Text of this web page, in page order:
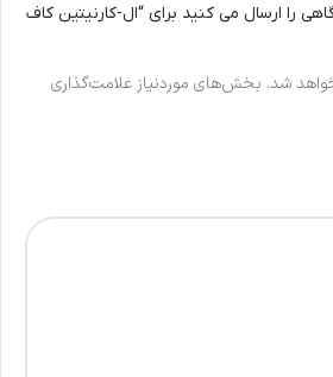
را ارسال می کنید برای “ال-کارنیتین کاف
شد. بخش‌های موردنیاز علامت‌گذاری